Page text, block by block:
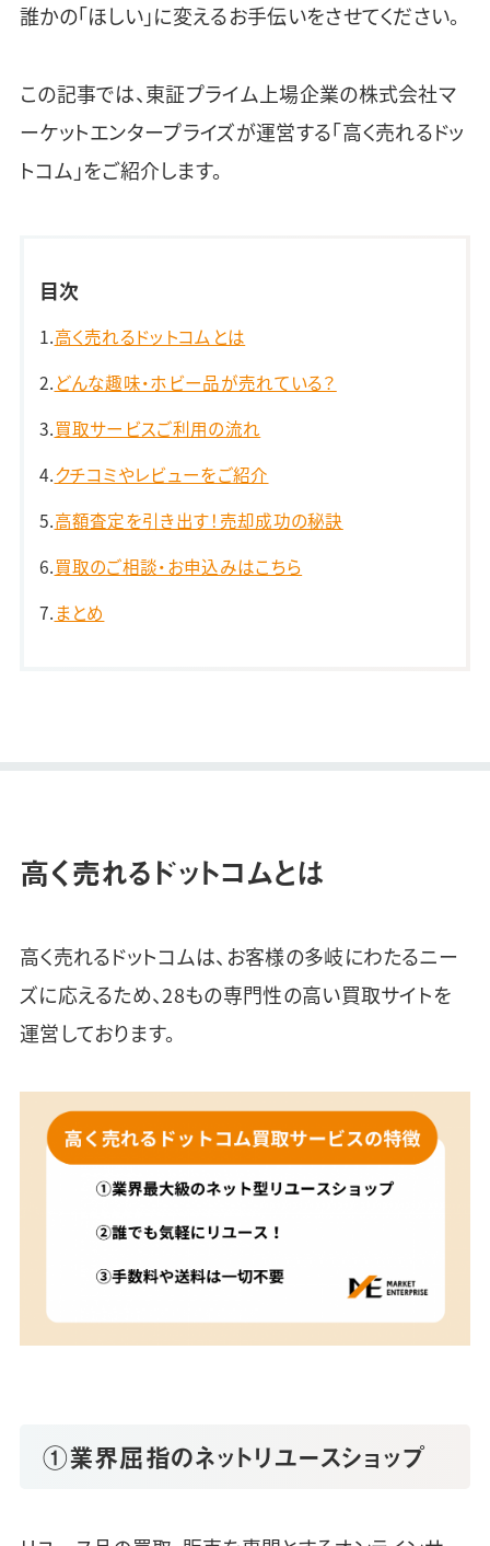
誰かの「ほしい」に変えるお手伝いをさせてください。
この記事では、東証プライム上場企業の株式会社マ
ーケットエンタープライズが運営する「高く売れるドッ
トコム」をご紹介します。
目次
高く売れるドットコムとは
どんな趣味・ホビー品が売れている？
買取サービスご利用の流れ
クチコミやレビューをご紹介
高額査定を引き出す！売却成功の秘訣
買取のご相談・お申込みはこちら
まとめ
高く売れるドットコムとは
高く売れるドットコムは、お客様の多岐にわたるニー
ズに応えるため、28もの専門性の高い買取サイトを
運営しております。
①業界屈指のネットリユースショップ